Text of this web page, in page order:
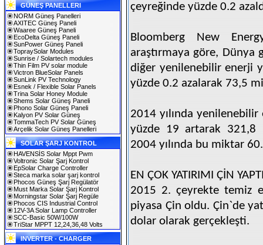
GÜNEŞ PANELLERI
NORM Güneş Panelleri
AXITEC Güneş Paneli
Waaree Güneş Paneli
EcoDelta Güneş Paneli
SunPower Güneş Paneli
TopraySolar Modules
Sunrise / Solartech modules
Thin Film PV solar module
Victron BlueSolar Panels
SunLink PV Technology
Esnek / Flexible Solar Panels
Trina Solar Honey Module
Shems Solar Güneş Paneli
Phono Solar Güneş Paneli
Kalyon PV Solar Güneş
TommaTech PV Solar Güneş
Arçelik Solar Güneş Panelleri
SOLAR ŞARJ KONTROL
HAVENSİS Solar Mppt Pwm
Voltronic Solar Şarj Kontrol
EpSolar Charge Controller
Steca marka solar şarj kontrol
Phocos Güneş Şarj Regülatör
Must Marka Solar Şarj Kontrol
Morningstar Solar Şarj Regüle
Phocos CIS Industrial Control
12V-3A Solar Lamp Controller
SCC-Basic 50W/100W
TriStar MPPT 12,24,36,48 Volts
INVERTER - CHARGER
çeyreğinde yüzde 0.2
Bloomberg New
araştırmaya göre, Dünya
diğer yenilenebilir enerji
yüzde 0.2 azalarak 73,5
2014 yılında yenilenebilir
yüzde 19 artarak 321,8
2004 yılında bu miktar
EN ÇOK YATIRIMI ÇİN
2015 2. çeyrekte temiz
piyasa Çin oldu. Çin`de
dolar olarak gerçekleşti.